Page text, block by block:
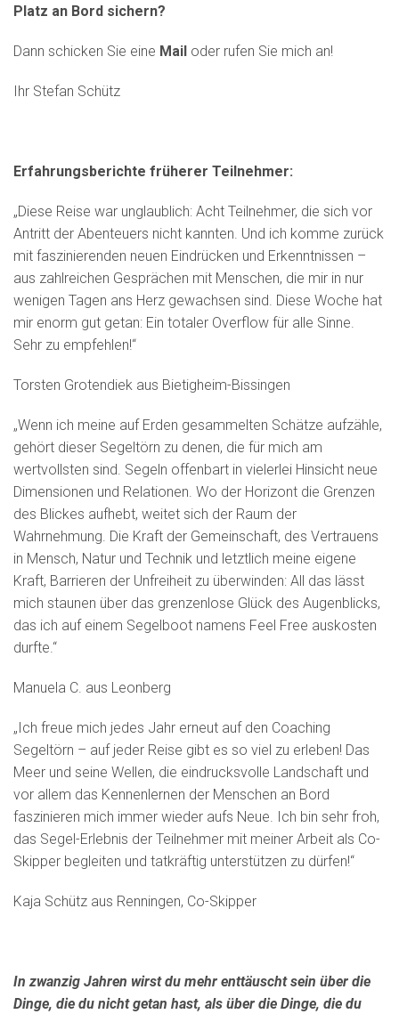
Platz an Bord sichern?
Dann schicken Sie eine Mail oder rufen Sie mich an!
Ihr Stefan Schütz
Erfahrungsberichte früherer Teilnehmer:
„Diese Reise war unglaublich: Acht Teilnehmer, die sich vor
Antritt der Abenteuers nicht kannten. Und ich komme zurück
mit faszinierenden neuen Eindrücken und Erkenntnissen –
aus zahlreichen Gesprächen mit Menschen, die mir in nur
wenigen Tagen ans Herz gewachsen sind. Diese Woche hat
mir enorm gut getan: Ein totaler Overflow für alle Sinne.
Sehr zu empfehlen!“
Torsten Grotendiek aus Bietigheim-Bissingen
„Wenn ich meine auf Erden gesammelten Schätze aufzähle,
gehört dieser Segeltörn zu denen, die für mich am
wertvollsten sind. Segeln offenbart in vielerlei Hinsicht neue
Dimensionen und Relationen. Wo der Horizont die Grenzen
des Blickes aufhebt, weitet sich der Raum der
Wahrnehmung. Die Kraft der Gemeinschaft, des Vertrauens
in Mensch, Natur und Technik und letztlich meine eigene
Kraft, Barrieren der Unfreiheit zu überwinden: All das lässt
mich staunen über das grenzenlose Glück des Augenblicks,
das ich auf einem Segelboot namens Feel Free auskosten
durfte.“
Manuela C. aus Leonberg
„Ich freue mich jedes Jahr erneut auf den Coaching
Segeltörn – auf jeder Reise gibt es so viel zu erleben! Das
Meer und seine Wellen, die eindrucksvolle Landschaft und
vor allem das Kennenlernen der Menschen an Bord
faszinieren mich immer wieder aufs Neue. Ich bin sehr froh,
das Segel-Erlebnis der Teilnehmer mit meiner Arbeit als Co-
Skipper begleiten und tatkräftig unterstützen zu dürfen!“
Kaja Schütz aus Renningen, Co-Skipper
In zwanzig Jahren wirst du mehr enttäuscht sein über die
Dinge, die du nicht getan hast, als über die Dinge, die du